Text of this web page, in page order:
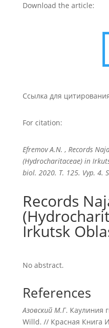
Download the article:
Ссылка для
For citation:
Efremov A.N. , Records
(Hydrocharitaceae) in
biol. 2020. T. 125. Vyp. 4.
Records
Irkutsk
No abstract.
References
Азовский М.Г. Каулиния
Willd. // Красная Книга